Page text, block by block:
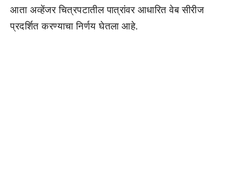
आता अव्हेंजर चित्रपटातील पात्रांवर आधारित वेब सीरीज
प्रदर्शित करण्याचा निर्णय घेतला आहे.